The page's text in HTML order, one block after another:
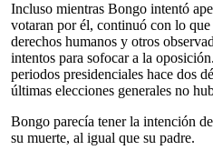
Incluso mientras Bongo intentó
votaran por él, continuó con lo
derechos humanos y otros
intentos para sofocar a la
periodos presidenciales hace dos
últimas elecciones generales no
Bongo parecía tener la intención
su muerte, al igual que su padre.